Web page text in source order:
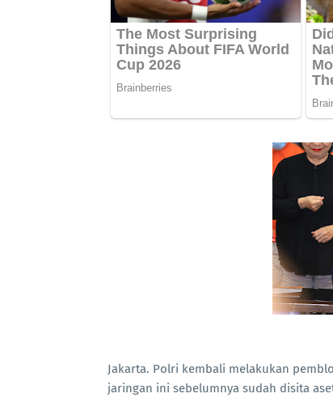
Jakarta. Polri kembali melakukan
jaringan ini sebelumnya sudah disita